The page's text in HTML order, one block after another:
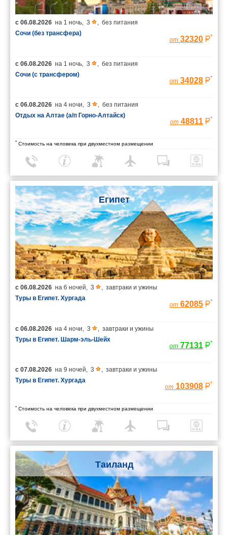
с 06.08.2026 на 1 ночь, 3 , без питания
Сочи (без трансфера)
от 32320 *
с 06.08.2026 на 1 ночь, 3 , без питания
Сочи (с трансфером)
от 34028 *
с 06.08.2026 на 4 ночи, 3 , без питания
Отдых на Алтае (а/п Горно-Алтайск)
от 48811 *
* Стоимость на человека при двухместном размещении
Египет
с 06.08.2026 на 6 ночей, 3 , завтраки и ужины
Туры в Египет. Хургада
от 62085 *
с 06.08.2026 на 4 ночи, 3 , завтраки и ужины
Туры в Египет. Шарм-эль-Шейх
от 77131 *
с 07.08.2026 на 9 ночей, 3 , завтраки и ужины
Туры в Египет. Хургада
от 103908 *
* Стоимость на человека при двухместном размещении
Таиланд